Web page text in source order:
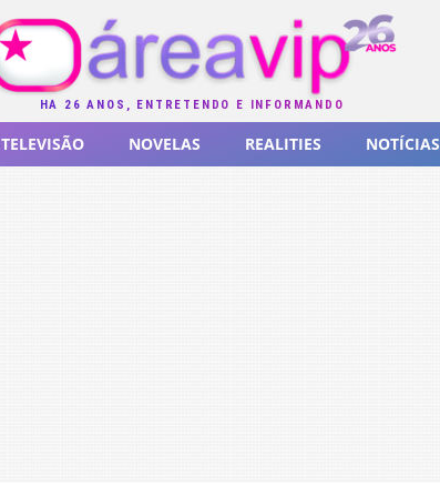
HÁ 26 ANOS, ENTRETENDO E INFORMANDO
TELEVISÃO NOVELAS REALITIES NOTÍCIAS